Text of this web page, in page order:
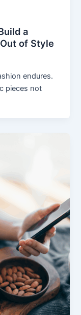
a
of Style
endures.
pieces not